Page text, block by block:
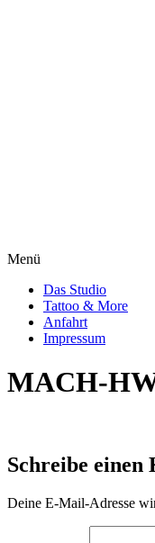
Menü
Das Studio
Tattoo & More
Anfahrt
Impressum
MACH-
Schreibe einen
Deine E-Mail-Adresse